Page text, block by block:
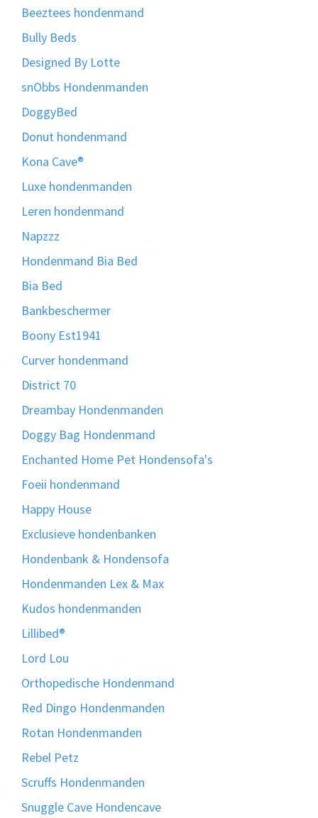
Beeztees hondenmand
Bully Beds
Designed By Lotte
snObbs Hondenmanden
DoggyBed
Donut hondenmand
Kona Cave®
Luxe hondenmanden
Leren hondenmand
Napzzz
Hondenmand Bia Bed
Bia Bed
Bankbeschermer
Boony Est1941
Curver hondenmand
District 70
Dreambay Hondenmanden
Doggy Bag Hondenmand
Enchanted Home Pet Hondensofa's
Foeii hondenmand
Happy House
Exclusieve hondenbanken
Hondenbank & Hondensofa
Hondenmanden Lex & Max
Kudos hondenmanden
Lillibed®
Lord Lou
Orthopedische Hondenmand
Red Dingo Hondenmanden
Rotan Hondenmanden
Rebel Petz
Scruffs Hondenmanden
Snuggle Cave Hondencave